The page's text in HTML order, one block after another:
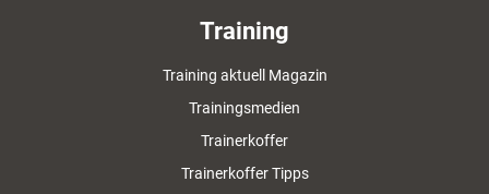
Training
Training aktuell Magazin
Trainingsmedien
Trainerkoffer
Trainerkoffer Tipps